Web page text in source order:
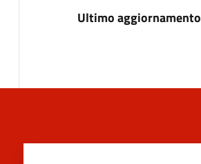
Ultimo aggiornamento